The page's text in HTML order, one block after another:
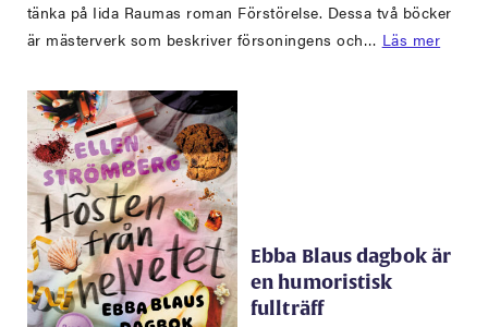
tänka på Iida Raumas roman Förstörelse. Dessa två böcker
är mästerverk som beskriver försoningens och… Läs mer
Ebba Blaus dagbok är
en humoristisk
fullträff